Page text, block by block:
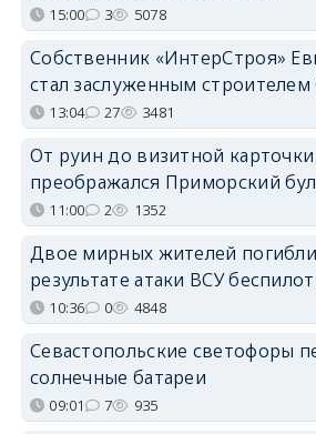
15:00 3 5078
Собственник «ИнтерСтроя»
стал заслуженным строителем
13:04 27 3481
От руин до визитной карточки
преображался Приморский
11:00 2 1352
Двое мирных жителей
результате атаки ВСУ
10:36 0 4848
Севастопольские светофоры
солнечные батареи
09:01 7 935